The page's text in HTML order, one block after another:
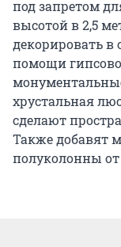
под запретом
высотой в 2,5
декорировать в
помощи
хрустальная
сделают
Также добавят
полуколонны от